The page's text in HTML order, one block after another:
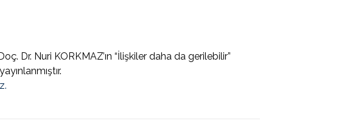
Dr. Nuri KORKMAZ’ın “İlişkiler daha da gerilebilir”